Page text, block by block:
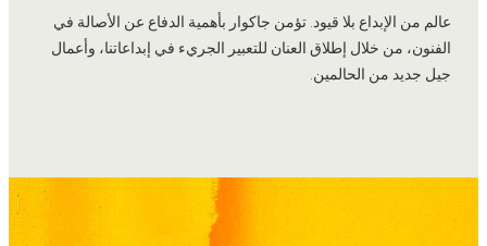
عالم من الإبداع بلا قيود. تؤمن جاكوار بأهمية الدفاع عن الأصالة في
الفنون، من خلال إطلاق العنان للتعبير الجريء في إبداعاتنا، وأعمال
جيل جديد من الحالمين.